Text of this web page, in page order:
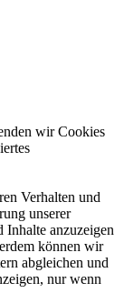
wir Cookies
Verhalten und
unserer
Inhalte anzuzeigen
können wir
abgleichen und
nur wenn